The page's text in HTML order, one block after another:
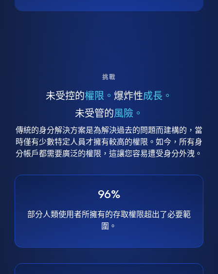
挑戰
未受控的權限。 爆炸性成長。
未受管的風險。
傳統的身分解決方案是為解決過去的問題而建構的，當
時僅有少數特定人員才擁有較高的權限。如今，所有身
分帳戶都需要廣泛的權限，這讓您容易遭受身分外洩。
96%
部分人類使用者所擁有的存取權限超出了必要範
圍。